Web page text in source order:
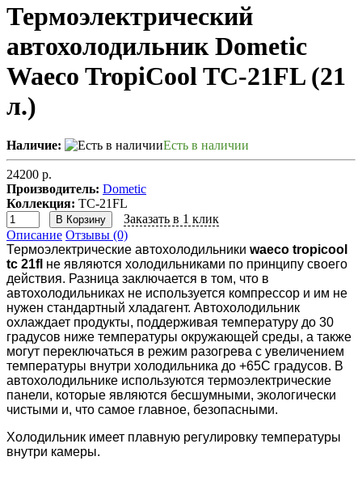
Термоэлектрический
автохолодильник Dometic
Waeco TropiCool TC-21FL (21
л.)
Наличие: Есть в наличии
24200 р.
Производитель: Dometic
Коллекция: TC-21FL
В Корзину
Заказать в 1 клик
Описание Отзывы (0)
Термоэлектрические автохолодильники waeco tropicool
tc 21fl не являются холодильниками по принципу своего
действия. Разница заключается в том, что в
автохолодильниках не используется компрессор и им не
нужен стандартный хладагент. Автохолодильник
охлаждает продукты, поддерживая температуру до 30
градусов ниже температуры окружающей среды, а также
могут переключаться в режим разогрева с увеличением
температуры внутри холодильника до +65С градусов. В
автохолодильнике используются термоэлектрические
панели, которые являются бесшумными, экологически
чистыми и, что самое главное, безопасными.
Холодильник имеет плавную регулировку температуры
внутри камеры.